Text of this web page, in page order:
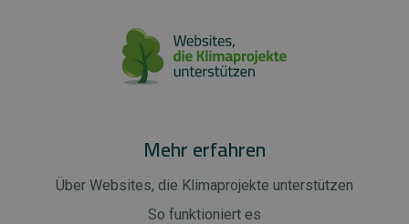
Mehr erfahren
Über Websites, die Klimaprojekte unterstützen
So funktioniert es